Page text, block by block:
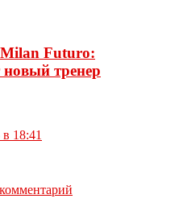
Futuro:
тренер
18:41